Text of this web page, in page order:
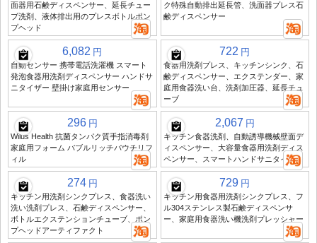
面器用石鹸ディスペンサー、延長チュー
ブ洗剤、液体排出用のプレスボトルポン
プヘッド
ク特殊自動排出延長管、洗面器プレス石
鹸ディスペンサー
6,082 円
自動センサー 携帯電話洗濯機 スマート
発泡食器用洗剤ディスペンサー ハンドサ
ニタイザー 壁掛け家庭用センサー
722 円
食器用洗剤プレス、キッチンシンク、石
鹸ディスペンサー、エクステンダー、家
庭用食器洗い台、洗剤加圧器、延長チュ
ーブ
296 円
Wilus Health 抗菌タンパク質手指消毒剤
家庭用フォーム バブルリッチパウチリフ
ィル
2,067 円
キッチン食器洗剤、自動誘導機械壁面デ
ィスペンサー、大容量食器用洗剤ディス
ペンサー、スマートハンドサニタイザー
274 円
キッチン用洗剤シンクプレス、食器洗い
洗い洗剤プレス、石鹸ディスペンサー、
ボトルエクステンションチューブ、ポン
プヘッドアーティファクト
729 円
キッチン用食器用洗剤シンクプレス、フ
ル304ステンレス製石鹸ディスペンサ
ー、家庭用食器洗い機洗剤プレッシャー